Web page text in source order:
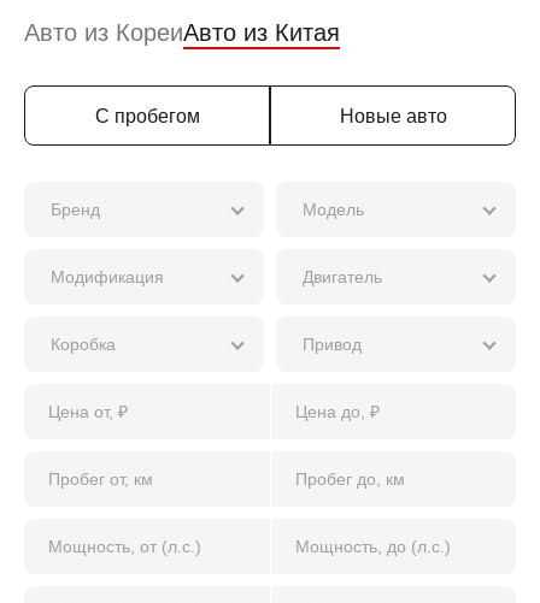
Авто из КореиАвто из Китая
С пробегом Новые авто
Бренд Модель
Двигатель
Коробка Привод
Модификация